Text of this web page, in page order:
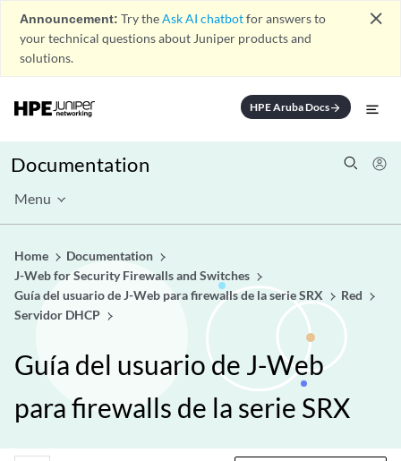
Announcement: Try theAsk AI chatbotfor answers to
your technical questions about Juniper products and
solutions.
close
HPE Aruba Docsarrow_forward
Documentation
Menu
Home
Documentation
J-Web for Security Firewalls and Switches
Guía del usuario de J-Web para firewalls de la serie SRX
Red
Servidor DHCP
Guía del usuario de J-Web
para firewalls de la serie SRX